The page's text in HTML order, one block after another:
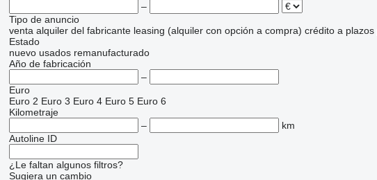
–
Tipo de anuncio
venta alquiler del fabricante leasing (alquiler con opción a compra) crédito a plazos
Estado
nuevo usados remanufacturado
Año de fabricación
–
Euro
Euro 2 Euro 3 Euro 4 Euro 5 Euro 6
Kilometraje
–
km
Autoline ID
¿Le faltan algunos filtros?
Sugiera un cambio